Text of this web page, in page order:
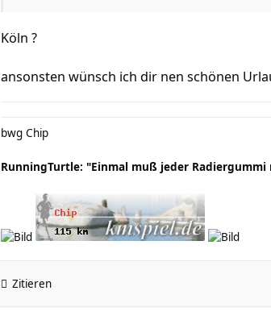
Köln ?
ansonsten wünsch ich dir nen schönen
bwg Chip
RunningTurtle: "Einmal muß jeder Radiergummi
Zitieren